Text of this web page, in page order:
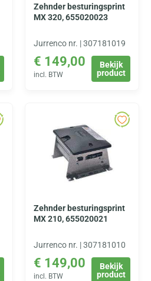
Zehnder besturingsprint
MX 320, 655020023
Jurrenco nr. | 307181019
€ 149,00
incl. BTW
Bekijk
product
Zehnder besturingsprint
MX 210, 655020021
Jurrenco nr. | 307181010
€ 149,00
incl. BTW
Bekijk
product